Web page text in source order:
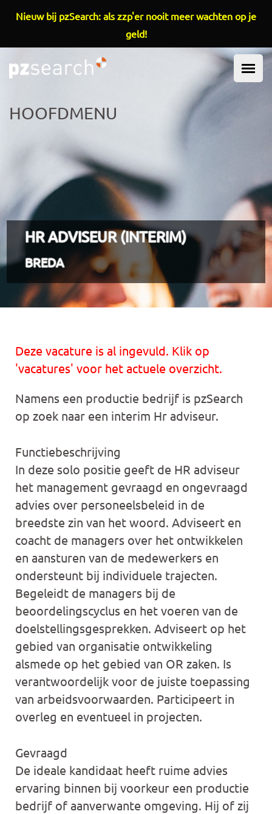
Overslaan en naar de inhoud gaan
HOOFDMENU
HR ADVISEUR (INTERIM)
BREDA
Deze vacature is al ingevuld. Klik op
'vacatures' voor het actuele overzicht.
Namens een productie bedrijf is pzSearch
op zoek naar een interim Hr adviseur.
Functiebeschrijving
In deze solo positie geeft de HR adviseur
het management gevraagd en ongevraagd
advies over personeelsbeleid in de
breedste zin van het woord. Adviseert en
coacht de managers over het ontwikkelen
en aansturen van de medewerkers en
ondersteunt bij individuele trajecten.
Begeleidt de managers bij de
beoordelingscyclus en het voeren van de
doelstellingsgesprekken. Adviseert op het
gebied van organisatie ontwikkeling
alsmede op het gebied van OR zaken. Is
verantwoordelijk voor de juiste toepassing
van arbeidsvoorwaarden. Participeert in
overleg en eventueel in projecten.
Gevraagd
De ideale kandidaat heeft ruime advies
ervaring binnen bij voorkeur een productie
bedrijf of aanverwante omgeving. Hij of zij
Nieuw bij pzSearch: als zzp'er nooit meer wachten op je
geld!